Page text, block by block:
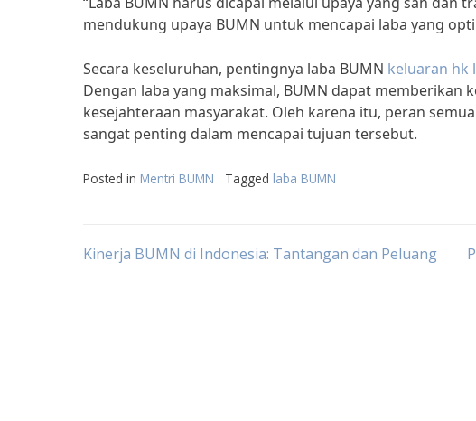
mendukung upaya BUMN untuk mencapai laba yang
Secara keseluruhan, pentingnya laba BUMN keluaran hk
Dengan laba yang maksimal, BUMN dapat
kesejahteraan masyarakat. Oleh karena itu, peran
sangat penting dalam mencapai tujuan tersebut.
Posted in Mentri BUMN Tagged laba BUMN
Post
Kinerja BUMN di Indonesia: Tantangan dan Peluang